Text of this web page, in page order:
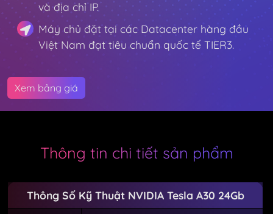
và địa chỉ IP.
Máy chủ đặt tại các Datacenter hàng đầu
Việt Nam đạt tiêu chuẩn quốc tế TIER3.
Xem bảng giá
Thông tin chi tiết sản phẩm
Thông Số Kỹ Thuật NVIDIA Tesla A30 24Gb